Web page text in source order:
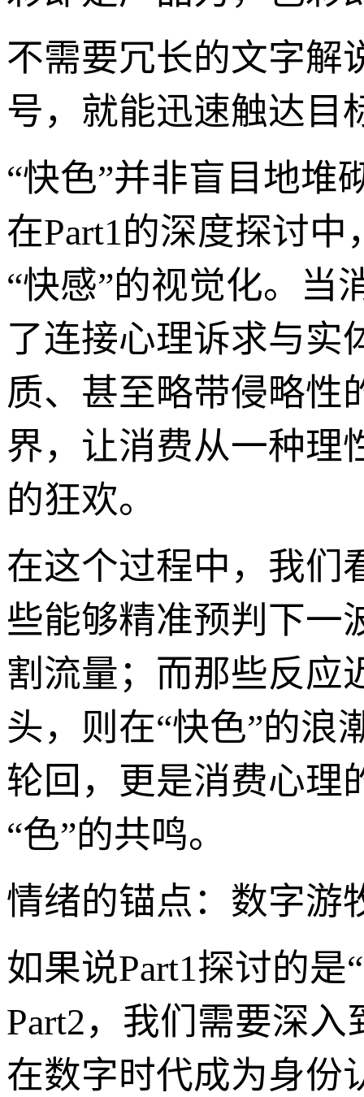
不需要冗长的文字解
号，就能迅速触达目
“快色”并非盲目地堆
在Part1的深度探讨
“快感”的视觉化。当
了连接心理诉求与实
质、甚至略带侵略性
界，让消费从一种理
的狂欢。
在这个过程中，我们
些能够精准预判下一
割流量；而那些反应
头，则在“快色”的浪
轮回，更是消费心
“色”的共鸣。
情绪的锚点：数字游
如果说Part1探讨的
Part2，我们需要深
在数字时代成为身份